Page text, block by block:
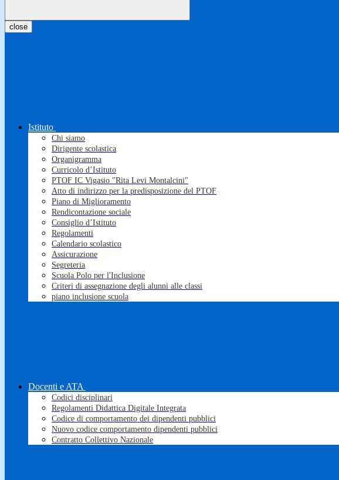
close
Istituto
Chi siamo
Dirigente scolastica
Organigramma
Curricolo d’Istituto
PTOF IC Vigasio "Rita Levi Montalcini"
Atto di indirizzo per la predisposizione del PTOF
Piano di Miglioramento
Rendicontazione sociale
Consiglio d’Istituto
Regolamenti
Calendario scolastico
Assicurazione
Segreteria
Scuola Polo per l'Inclusione
Criteri di assegnazione degli alunni alle classi
piano inclusione scuola
Docenti e ATA
Codici disciplinari
Regolamenti Didattica Digitale Integrata
Codice di comportamento dei dipendenti pubblici
Nuovo codice comportamento dipendenti pubblici
Contratto Collettivo Nazionale